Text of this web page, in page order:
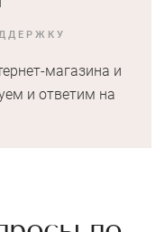
магазина и
и ответим на